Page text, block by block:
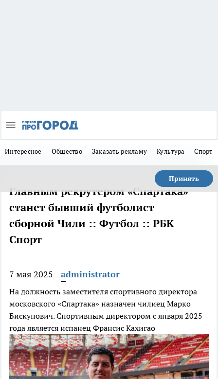
Интересное Общество Заказать рекламу Культура Спорт
Принять
Главным рекрутером «Спартака»
станет бывший футболист
сборной Чили :: Футбол :: РБК
Спорт
7 мая 2025 administrator
На должность заместителя спортивного директора
московского «Спартака» назначен чилиец Марко
Бискупович. Спортивным директором с января 2025
года является испанец Франсис Кахигао